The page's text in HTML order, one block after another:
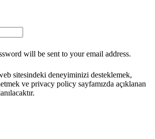
will be sent to your email address.
sitesindeki deneyiminizi desteklemek,
ve privacy policy sayfamızda açıklanan